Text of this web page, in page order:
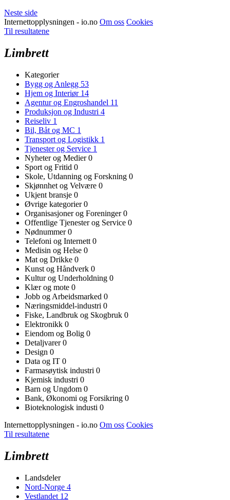
Neste side
Internettopplysningen - io.no Om oss Cookies
Til resultatene
Limbrett
Kategorier
Bygg og Anlegg 53
Hjem og Interiør 14
Agentur og Engroshandel 11
Produksjon og Industri 4
Reiseliv 1
Bil, Båt og MC 1
Transport og Logistikk 1
Tjenester og Service 1
Nyheter og Medier0
Sport og Fritid 0
Skole, Utdanning og Forskning 0
Skjønnhet og Velvære 0
Ukjent bransje 0
Øvrige kategorier0
Organisasjoner og Foreninger0
Offentlige Tjenester og Service 0
Nødnummer0
Telefoni og Internett 0
Medisin og Helse 0
Mat og Drikke 0
Kunst og Håndverk 0
Kultur og Underholdning 0
Klær og mote 0
Jobb og Arbeidsmarked 0
Næringsmiddel-industri 0
Fiske, Landbruk og Skogbruk 0
Elektronikk 0
Eiendom og Bolig 0
Detaljvarer0
Design 0
Data og IT 0
Farmasøytisk industri 0
Kjemisk industri 0
Barn og Ungdom 0
Bank, Økonomi og Forsikring 0
Bioteknologisk industi 0
Internettopplysningen - io.no Om oss Cookies
Til resultatene
Limbrett
Landsdeler
Nord-Norge 4
Vestlandet 12